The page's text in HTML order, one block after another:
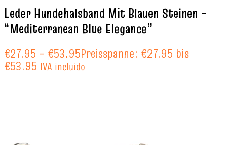
Leder Hundehalsband Mit Blauen Steinen –
“Mediterranean Blue Elegance”
€27.95 – €53.95Preisspanne: €27.95 bis
€53.95 IVA incluido